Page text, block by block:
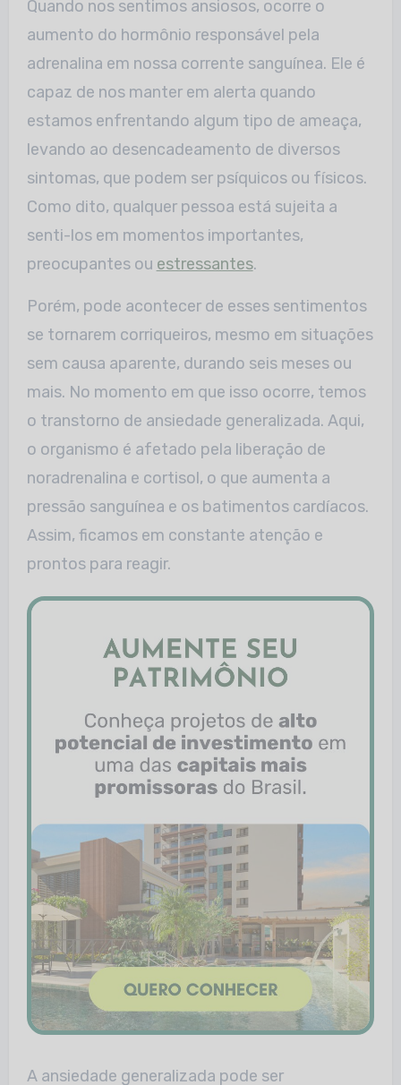
Quando nos sentimos ansiosos, ocorre o
aumento do hormônio responsável pela
adrenalina em nossa corrente sanguínea. Ele é
capaz de nos manter em alerta quando
estamos enfrentando algum tipo de ameaça,
levando ao desencadeamento de diversos
sintomas, que podem ser psíquicos ou físicos.
Como dito, qualquer pessoa está sujeita a
senti-los em momentos importantes,
preocupantes ou estressantes.
Porém, pode acontecer de esses sentimentos
se tornarem corriqueiros, mesmo em situações
sem causa aparente, durando seis meses ou
mais. No momento em que isso ocorre, temos
o transtorno de ansiedade generalizada. Aqui,
o organismo é afetado pela liberação de
noradrenalina e cortisol, o que aumenta a
pressão sanguínea e os batimentos cardíacos.
Assim, ficamos em constante atenção e
prontos para reagir.
A ansiedade generalizada pode ser